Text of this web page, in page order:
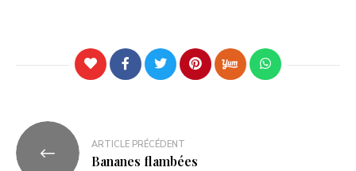
ARTICLE PRÉCÉDENT
Bananes flambées